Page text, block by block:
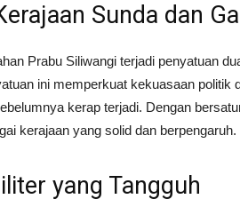
Sunda dan
Prabu Siliwangi terjadi penyatuan
ini memperkuat kekuasaan
kerap terjadi. Dengan
kerajaan yang solid dan berpengaruh.
yang Tangguh